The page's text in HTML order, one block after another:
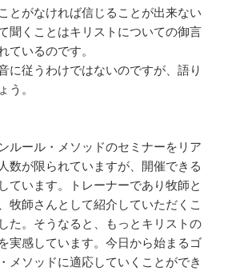
とがなければ信じることが出来ない
聞くことはキリストについての御言
ているのです。
に従うわけではないのですが、語り
う。
ルール・メソッドのセミナーをリア
数が限られていますが、開催できる
ています。トレーナーであり牧師と
牧師さんとして紹介していただくこ
た。そうなると、もっとキリストの
実感しています。今日から始まるゴ
メソッドに適応していくことができ